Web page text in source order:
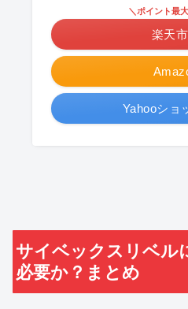
＼ポイント最
楽天
Yahooショ
サイベックスリベル
必要か？まとめ